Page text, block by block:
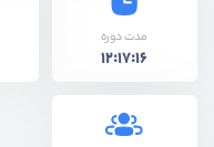
مدت دوره
12:17:16